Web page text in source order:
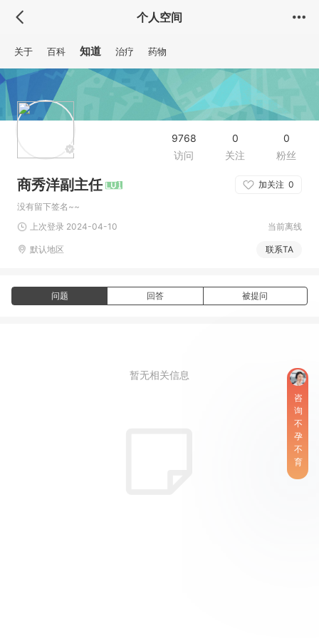
个人空间
0
粉丝
0
关注
9768
访问
商秀洋副主任 加关注 0
没有留下签名~~
上次登录 2024-04-10
当前离线
默认地区 联系TA
关于 百科 知道 治疗 药物
问题 回答 被提问
暂无相关信息
咨
询
不
孕
不
育